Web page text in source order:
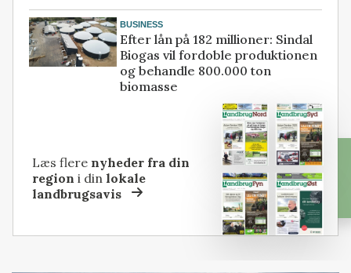
BUSINESS
Efter lån på 182 millioner: Sindal
Biogas vil fordoble produktionen
og behandle 800.000 ton
biomasse
Læs flere nyheder fra din
region i dinlokale
landbrugsavis